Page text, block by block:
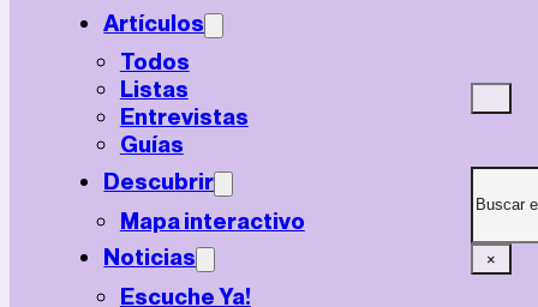
Artículos
Todos
Listas
Entrevistas
Guías
Descubrir
Mapa interactivo
Noticias
Escuche Ya!
Buscar
×